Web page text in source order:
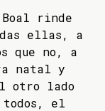
Boal rinde
ellas, a
que no, a
natal y
otro lado
el